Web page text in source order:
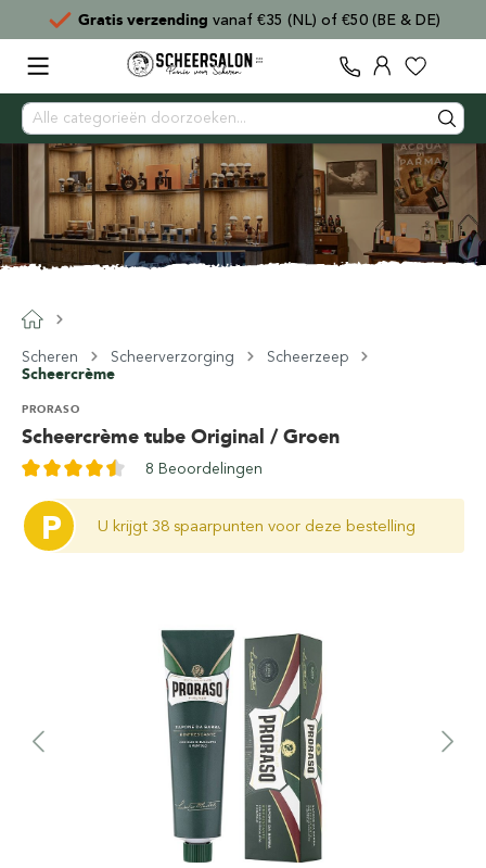
Gratis verzending vanaf €35 (NL) of €50 (BE & DE)
Scheren Scheerverzorging
Scheerzeep
Scheercrème
Scheercrème tube Original / Groen
PRORASO
8 Beoordelingen
P U krijgt 38 spaarpunten voor deze bestelling